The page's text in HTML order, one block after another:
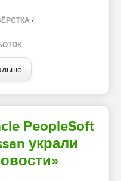
/
PeopleSoft
украли